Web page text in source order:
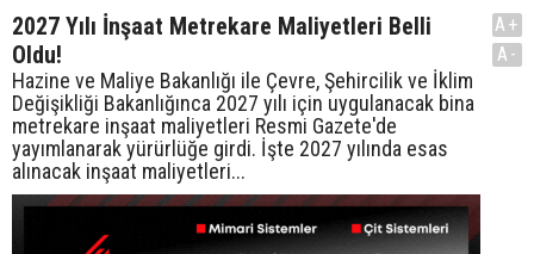
2027 Yılı İnşaat Metrekare Maliyetleri Belli
Oldu!
Hazine ve Maliye Bakanlığı ile Çevre, Şehircilik ve İklim
Değişikliği Bakanlığınca 2027 yılı için uygulanacak bina
metrekare inşaat maliyetleri Resmi Gazete'de
yayımlanarak yürürlüğe girdi. İşte 2027 yılında esas
alınacak inşaat maliyetleri...
A+
A-